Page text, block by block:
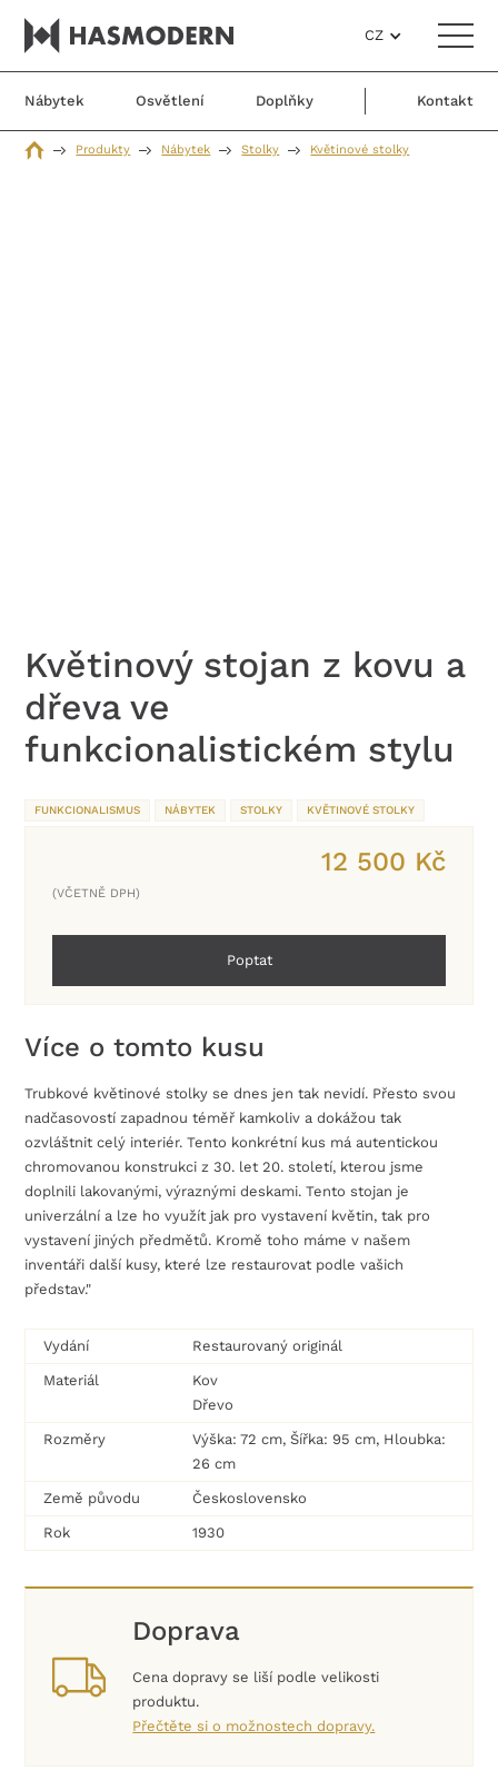
CZ
Nábytek Osvětlení Doplňky Kontakt
Produkty Nábytek Stolky Květinové stolky
Květinový stojan z kovu a
dřeva ve
funkcionalistickém stylu
FUNKCIONALISMUS NÁBYTEK STOLKY KVĚTINOVÉ STOLKY
12 500 Kč
(VČETNĚ DPH)
Poptat
Více o tomto kusu
Trubkové květinové stolky se dnes jen tak nevidí. Přesto svou
nadčasovostí zapadnou téměř kamkoliv a dokážou tak
ozvláštnit celý interiér. Tento konkrétní kus má autentickou
chromovanou konstrukci z 30. let 20. století, kterou jsme
doplnili lakovanými, výraznými deskami. Tento stojan je
univerzální a lze ho využít jak pro vystavení květin, tak pro
vystavení jiných předmětů. Kromě toho máme v našem
inventáři další kusy, které lze restaurovat podle vašich
představ."
Vydání Restaurovaný originál
Materiál
Kov
Dřevo
Rozměry
Výška: 72 cm, Šířka: 95 cm, Hloubka:
26 cm
Země původu Československo
Rok 1930
Doprava
Cena dopravy se liší podle velikosti
produktu.
Přečtěte si o možnostech dopravy.